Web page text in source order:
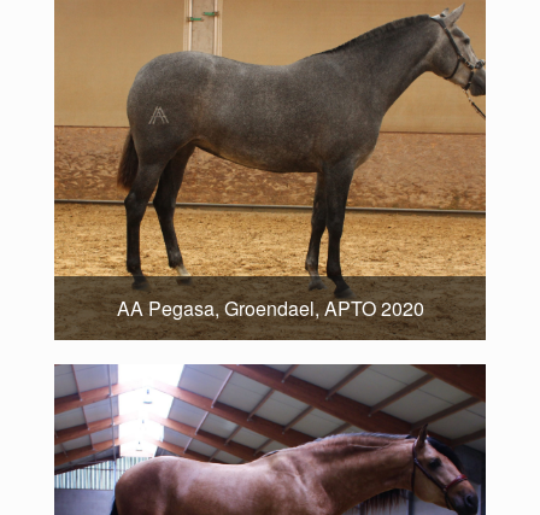
AA Pegasa, Groendael, APTO 2020